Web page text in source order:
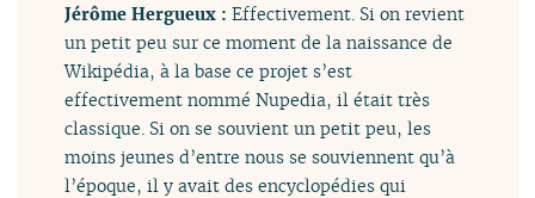
Jérôme Hergueux :Effectivement. Si on revient
un petit peu sur ce moment de la naissance de
Wikipédia, à la base ce projet s’est
effectivement nommé Nupedia, il était très
classique. Si on se souvient un petit peu, les
moins jeunes d’entre nous se souviennent qu’à
l’époque, il y avait des encyclopédies qui